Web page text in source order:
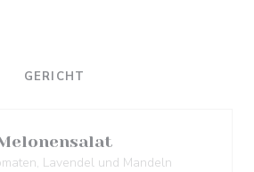
GERICHT
Lavendel und Mandeln